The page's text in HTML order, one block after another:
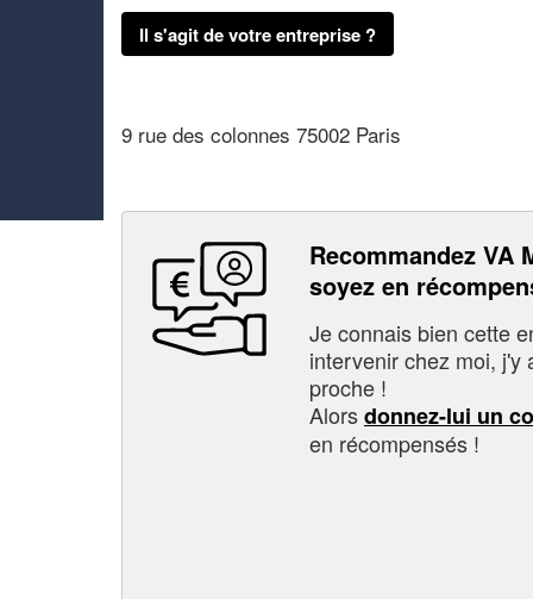
Il s'agit de votre entreprise ?
9 rue des colonnes 75002 Paris
Recommandez VA
soyez en
Je connais bien cette
intervenir chez moi, j'y
proche !
Alorsdonnez-lui un
en récompensés !